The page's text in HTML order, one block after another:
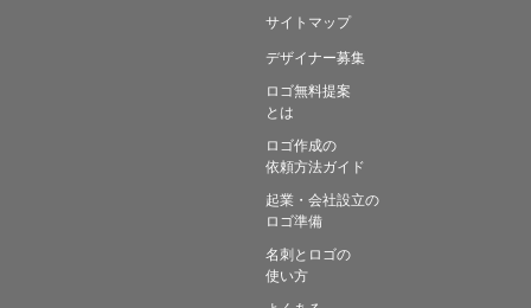
サイトマップ
デザイナー募集
ロゴ無料提案
とは
ロゴ作成の
依頼方法ガイド
起業・会社設立の
ロゴ準備
名刺とロゴの
使い方